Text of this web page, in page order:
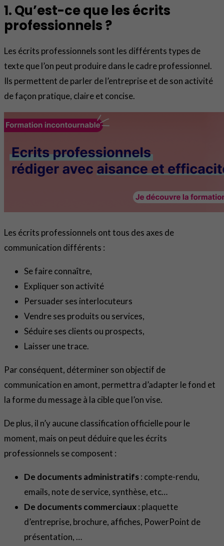
1. Qu’est-ce que les écrits
professionnels ?
Les écrits professionnels sont les différents types de
texte que l’on peut produire dans le cadre professionnel.
Ils permettent de parler de l’entreprise et de son activité
de façon pratique, claire et concise.
Les écrits professionnels ont tous des axes de
communication différents :
Se faire connaître,
Expliquer son activité
Persuader ses interlocuteurs
Vendre ses produits ou services,
Séduire ses clients ou prospects,
Laisser une trace.
Par conséquent, déterminer son objectif de
communication en amont, permettra d’adapter le fond et
la forme du message à la cible que l’on vise.
De plus, il n’y aucune classification officielle pour le
moment, mais on peut déduire que les écrits
professionnels se composent :
De documents administratifs: compte-rendu,
emails, note de service, synthèse, etc…
De documents commerciaux: plaquette
d’entreprise, brochure, affiches, PowerPoint de
présentation, …